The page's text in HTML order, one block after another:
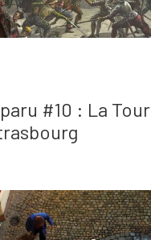
#10 : La Tour